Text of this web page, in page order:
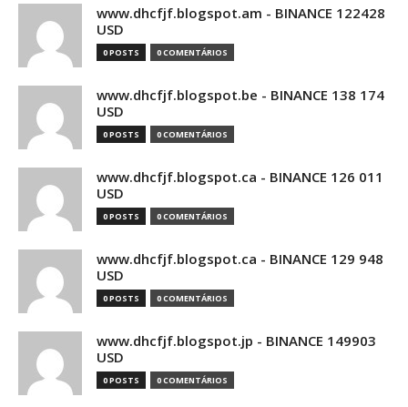
www.dhcfjf.blogspot.am - BINANCE 122428
USD
0 POSTS 0 COMENTÁRIOS
www.dhcfjf.blogspot.be - BINANCE 138 174
USD
0 POSTS 0 COMENTÁRIOS
www.dhcfjf.blogspot.ca - BINANCE 126 011
USD
0 POSTS 0 COMENTÁRIOS
www.dhcfjf.blogspot.ca - BINANCE 129 948
USD
0 POSTS 0 COMENTÁRIOS
www.dhcfjf.blogspot.jp - BINANCE 149903
USD
0 POSTS 0 COMENTÁRIOS